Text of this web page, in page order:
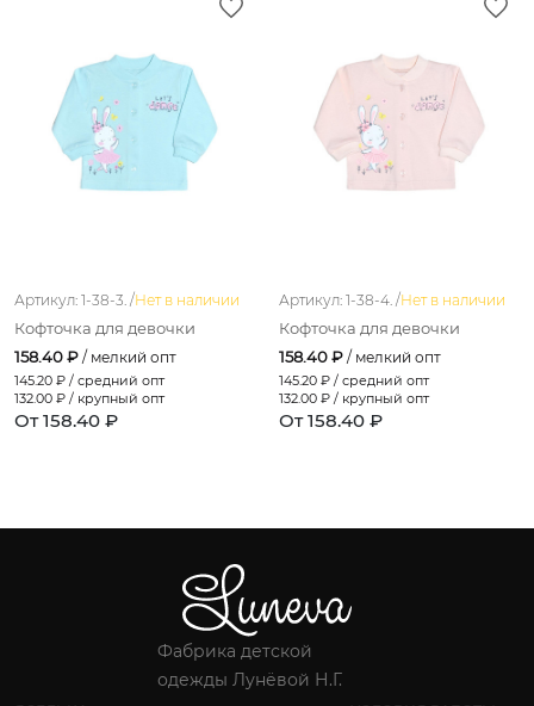
Артикул: 1-38-3. /Нет в наличии
Кофточка для девочки
158.40 ₽ / мелкий опт
145.20 ₽ / средний опт
132.00 ₽ / крупный опт
От 158.40 ₽
Артикул: 1-38-4. /Нет в наличии
Кофточка для девочки
158.40 ₽ / мелкий опт
145.20 ₽ / средний опт
132.00 ₽ / крупный опт
От 158.40 ₽
Фабрика детской
одежды Лунёвой Н.Г.